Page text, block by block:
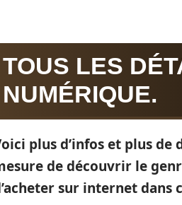
TOUS LES
NUMÉRIQUE.
plus d’infos et plus
de découvrir le
sur internet dans